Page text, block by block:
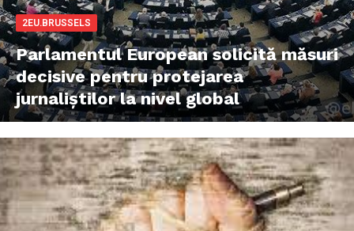
2EU.BRUSSELS
Parlamentul European solicită măsuri
decisive pentru protejarea
jurnaliștilor la nivel global